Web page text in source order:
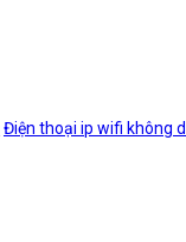
Điện thoại ip wifi không